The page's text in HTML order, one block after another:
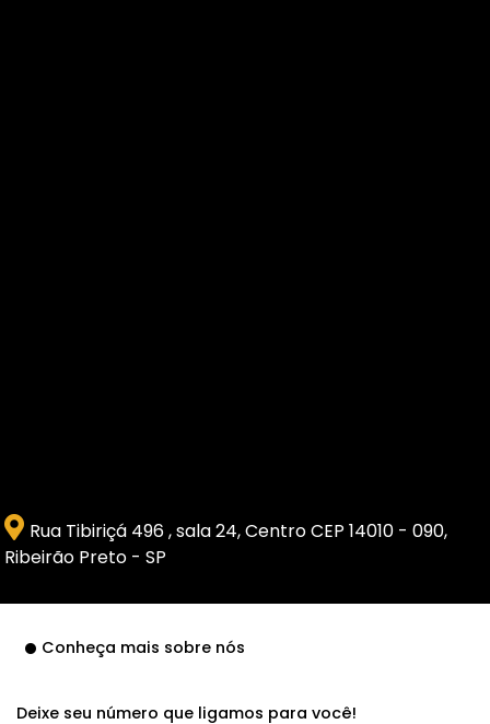
Rua Tibiriçá 496 , sala 24, Centro CEP 14010 - 090,
Ribeirão Preto - SP
Conheça mais sobre nós
Deixe seu número que ligamos para você!